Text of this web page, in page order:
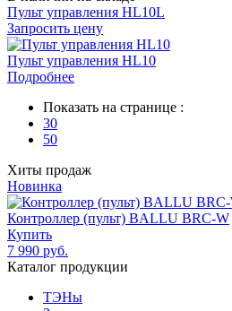
Пульт управления HL10L
Запросить цену
Пульт управления HL10
Подробнее
Показать на странице :
30
50
Хиты продаж
Новинка
Контроллер (пульт) BALLU BRC-W
Купить
7 990 руб.
Каталог продукции
ТЭНы